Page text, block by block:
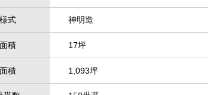
式 神明造
積 17坪
積 1,093坪